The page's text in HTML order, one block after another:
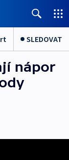
SLEDOVAT
nápor